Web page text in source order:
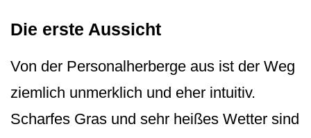
Die erste Aussicht
Von der Personalherberge aus ist der Weg
ziemlich unmerklich und eher intuitiv.
Scharfes Gras und sehr heißes Wetter sind